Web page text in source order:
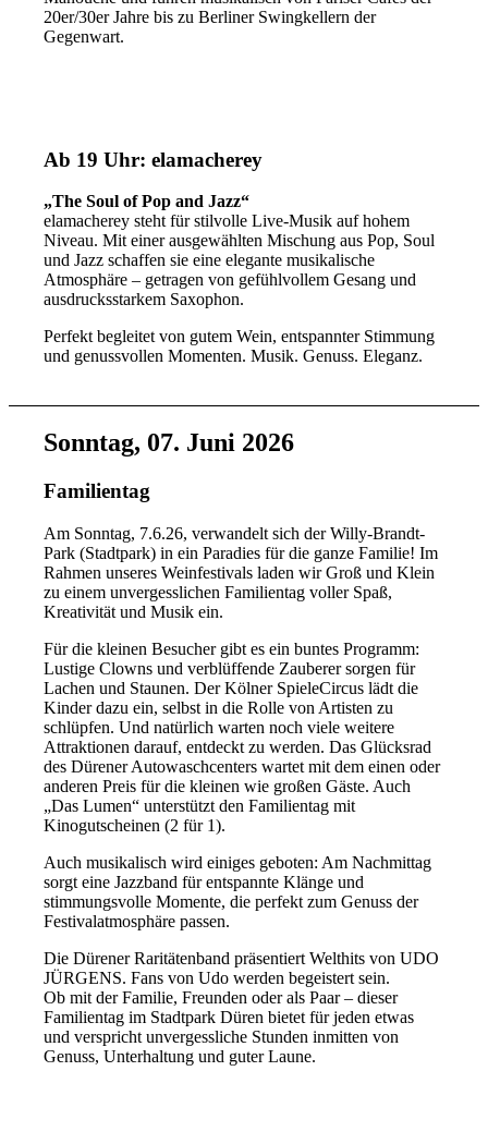
20er/30er Jahre bis zu Berliner Swingkellern der
Gegenwart.
Ab 19 Uhr: elamacherey
„The Soul of Pop and Jazz“
elamacherey steht für stilvolle Live-Musik auf hohem
Niveau. Mit einer ausgewählten Mischung aus Pop, Soul
und Jazz schaffen sie eine elegante musikalische
Atmosphäre – getragen von gefühlvollem Gesang und
ausdrucksstarkem Saxophon.
Perfekt begleitet von gutem Wein, entspannter Stimmung
und genussvollen Momenten. Musik. Genuss. Eleganz.
Sonntag, 07. Juni 2026
Familientag
Am Sonntag, 7.6.26, verwandelt sich der Willy-Brandt-
Park (Stadtpark) in ein Paradies für die ganze Familie! Im
Rahmen unseres Weinfestivals laden wir Groß und Klein
zu einem unvergesslichen Familientag voller Spaß,
Kreativität und Musik ein.
Für die kleinen Besucher gibt es ein buntes Programm:
Lustige Clowns und verblüffende Zauberer sorgen für
Lachen und Staunen. Der Kölner SpieleCircus lädt die
Kinder dazu ein, selbst in die Rolle von Artisten zu
schlüpfen. Und natürlich warten noch viele weitere
Attraktionen darauf, entdeckt zu werden. Das Glücksrad
des Dürener Autowaschcenters wartet mit dem einen oder
anderen Preis für die kleinen wie großen Gäste. Auch
„Das Lumen“ unterstützt den Familientag mit
Kinogutscheinen (2 für 1).
Auch musikalisch wird einiges geboten: Am Nachmittag
sorgt eine Jazzband für entspannte Klänge und
stimmungsvolle Momente, die perfekt zum Genuss der
Festivalatmosphäre passen.
Die Dürener Raritätenband präsentiert Welthits von UDO
JÜRGENS. Fans von Udo werden begeistert sein.
Ob mit der Familie, Freunden oder als Paar – dieser
Familientag im Stadtpark Düren bietet für jeden etwas
und verspricht unvergessliche Stunden inmitten von
Genuss, Unterhaltung und guter Laune.